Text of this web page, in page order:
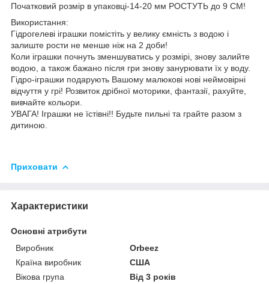
Початковий розмір в упаковці-14-20 мм РОСТУТЬ до 9 СМ!
Використання:
Гідрогелеві іграшки помістіть у велику ємність з водою і
залиште рости не менше ніж на 2 доби!
Коли іграшки почнуть зменшуватись у розмірі, знову залийте
водою, а також бажано після гри знову занурювати їх у воду.
Гідро-іграшки подарують Вашому малюкові нові неймовірні
відчуття у грі! Розвиток дрібної моторики, фантазії, рахуйте,
вивчайте кольори.
УВАГА! Іграшки не їстівні!! Будьте пильні та грайте разом з
дитиною.
Приховати
Характеристики
Основні атрибути
Виробник
Orbeez
Країна виробник
США
Вікова група
Від 3 років